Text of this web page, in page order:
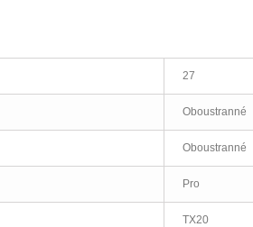
27
Oboustranné
Oboustranné
Pro
TX20